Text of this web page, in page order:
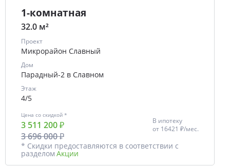
1-комнатная
32.0 м²
Проект
Микрорайон Славный
Дом
Парадный-2 в Славном
Этаж
4/5
Цена со скидкой *
3 511 200 ₽
3 696 000 ₽
В ипотеку
от 16421 ₽/мес.
* Скидки предоставляются в соответствии с
разделом Акции